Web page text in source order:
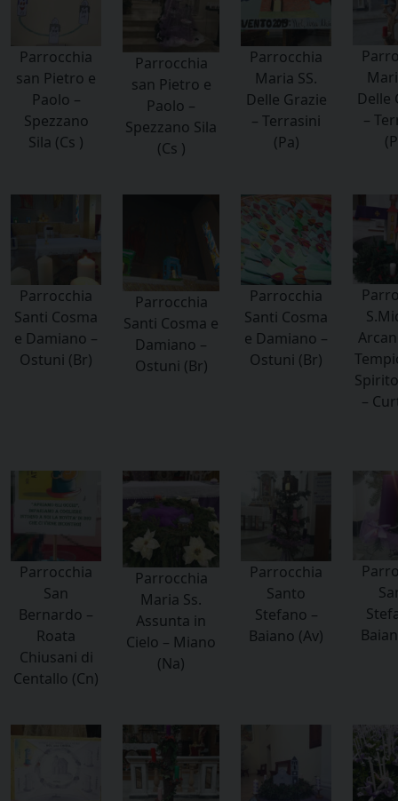
Parrocchia
san Pietro e
Paolo –
Spezzano
Sila (Cs )
Parrocchia
san Pietro e
Paolo –
Spezzano Sila
(Cs )
Parrocchia
Maria SS.
Delle Grazie
– Terrasini
(Pa)
Delle
–
Parrocchia
Santi Cosma
e Damiano –
Ostuni (Br)
Parrocchia
Santi Cosma e
Damiano –
Ostuni (Br)
Parrocchia
Santi Cosma
e Damiano –
Ostuni (Br)
–
Parrocchia
San
Bernardo –
Roata
Chiusani di
Centallo (Cn)
Parrocchia
Maria Ss.
Assunta in
Cielo – Miano
(Na)
Parrocchia
Santo
Stefano –
Baiano (Av)